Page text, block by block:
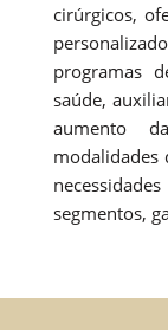
cirúrgicos,
programas
saúde,
aumento
modalidades
segmentos,